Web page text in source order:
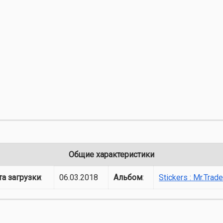
Общие характеристики
загрузки: 06.03.2018 Альбом: Stickers :